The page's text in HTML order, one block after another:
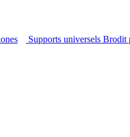
Supports universels